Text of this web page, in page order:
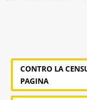
CONTRO LA
PAGINA